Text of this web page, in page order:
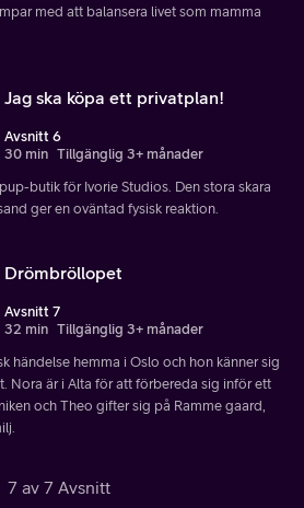
med att balansera livet som mamma
Jag ska köpa ett privatplan!
Avsnitt 6
30 min Tillgänglig 3+ månader
butik för Ivorie Studios. Den stora skara
ger en oväntad fysisk reaktion.
Drömbröllopet
Avsnitt 7
32 min Tillgänglig 3+ månader
händelse hemma i Oslo och hon känner sig
Nora är i Alta för att förbereda sig inför ett
och Theo gifter sig på Ramme gaard,
7 av 7 Avsnitt